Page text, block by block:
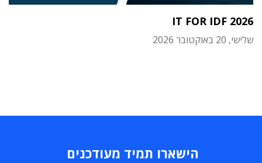
IT FOR IDF 2026
שלישי, 20 באוקטובר 2026
הישארו תמיד מעודכנים